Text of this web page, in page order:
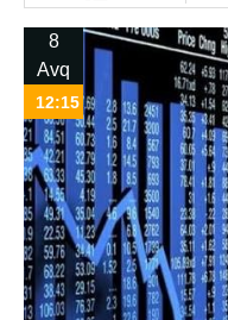
8
Avq
12:15